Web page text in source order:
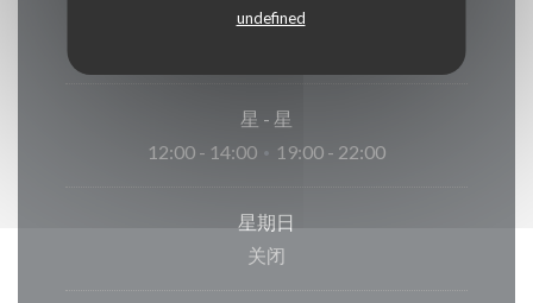
undefined
星-星
星 - 星
12:00 - 14:00 • 19:00 - 22:00
星期日
关闭